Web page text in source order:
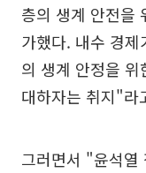
층의 생계 안전을
가했다. 내수 경
의 생계 안정을
대하자는 취지"라
그러면서 "윤석열